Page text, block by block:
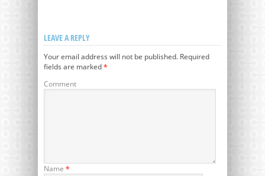
LEAVE A REPLY
Your email address will not be published. Required
fields are marked*
Comment
Name *